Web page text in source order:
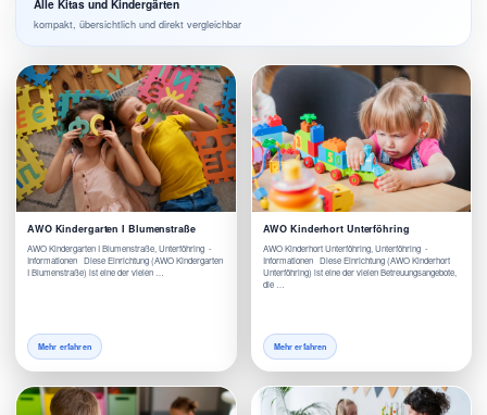
Alle Kitas und Kindergärten
kompakt, übersichtlich und direkt vergleichbar
AWO Kindergarten I Blumenstraße
AWO Kindergarten I Blumenstraße, Unterföhring -
Informationen Diese Einrichtung (AWO Kindergarten
I Blumenstraße) ist eine der vielen …
Mehr erfahren
AWO Kinderhort Unterföhring
AWO Kinderhort Unterföhring, Unterföhring -
Informationen Diese Einrichtung (AWO Kinderhort
Unterföhring) ist eine der vielen Betreuungsangebote,
die …
Mehr erfahren